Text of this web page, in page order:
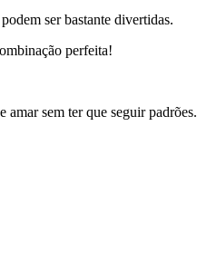
ser bastante divertidas.
perfeita!
sem ter que seguir padrões.